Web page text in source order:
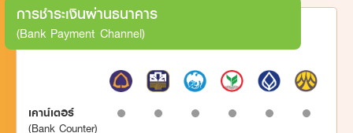
การชำระเงินผ่านธนาคาร
(Bank Payment Channel)
เคาน์เตอร์
(Bank Counter)